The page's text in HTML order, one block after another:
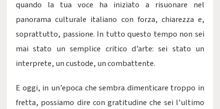
quando la tua voce ha iniziato a risuonare nel
panorama culturale italiano con forza, chiarezza e,
soprattutto, passione. In tutto questo tempo non sei
mai stato un semplice critico d’arte: sei stato un
interprete, un custode, un combattente.
E oggi, in un’epoca che sembra dimenticare troppo in
fretta, possiamo dire con gratitudine che sei l’ultimo